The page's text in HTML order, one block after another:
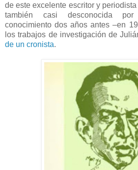
de este excelente escritor y
también casi desconocida por
conocimiento dos años antes –en
los trabajos de investigación de
de un cronista.